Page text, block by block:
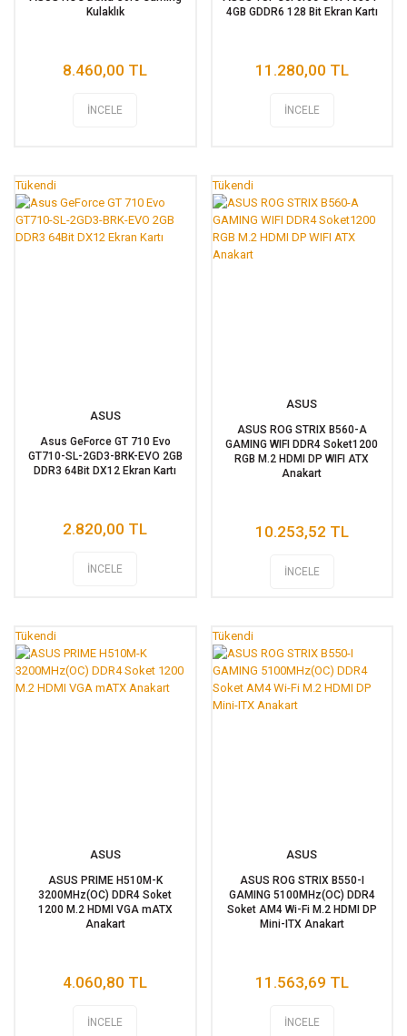
Kulaklık
8.460,00 TL
İNCELE
4GB GDDR6 128 Bit Ekran Kartı
11.280,00 TL
İNCELE
Tükendi
ASUS
Asus GeForce GT 710 Evo
GT710-SL-2GD3-BRK-EVO 2GB
DDR3 64Bit DX12 Ekran Kartı
2.820,00 TL
İNCELE
Tükendi
ASUS
ASUS ROG STRIX B560-A
GAMING WIFI DDR4 Soket1200
RGB M.2 HDMI DP WIFI ATX
Anakart
10.253,52 TL
İNCELE
Tükendi
ASUS
ASUS PRIME H510M-K
3200MHz(OC) DDR4 Soket
1200 M.2 HDMI VGA mATX
Anakart
4.060,80 TL
İNCELE
Tükendi
ASUS
ASUS ROG STRIX B550-I
GAMING 5100MHz(OC) DDR4
Soket AM4 Wi-Fi M.2 HDMI DP
Mini-ITX Anakart
11.563,69 TL
İNCELE